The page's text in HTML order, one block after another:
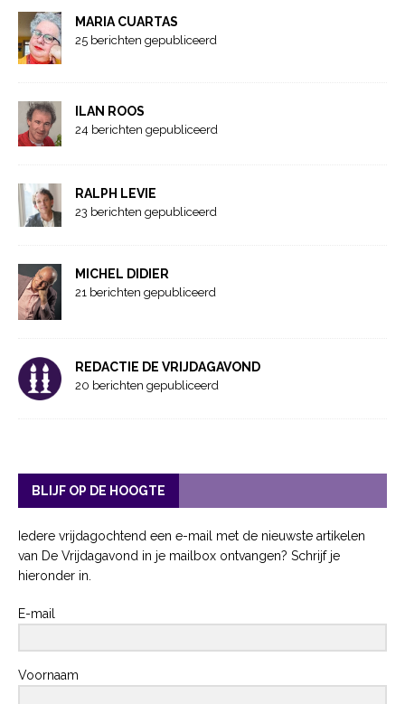
MARIA CUARTAS
25 berichten gepubliceerd
ILAN ROOS
24 berichten gepubliceerd
RALPH LEVIE
23 berichten gepubliceerd
MICHEL DIDIER
21 berichten gepubliceerd
REDACTIE DE VRIJDAGAVOND
20 berichten gepubliceerd
BLIJF OP DE HOOGTE
Iedere vrijdagochtend een e-mail met de nieuwste artikelen
van De Vrijdagavond in je mailbox ontvangen? Schrijf je
hieronder in.
E-mail
Voornaam